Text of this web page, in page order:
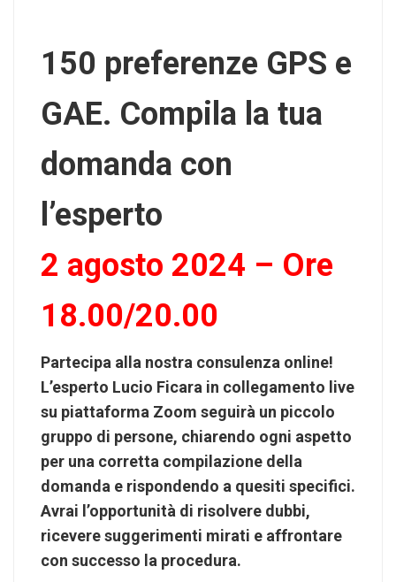
150 preferenze GPS e
GAE. Compila la tua
domanda con
l’esperto
2 agosto 2024 – Ore
18.00/20.00
Partecipa alla nostra consulenza online!
L’esperto Lucio Ficara in collegamento live
su piattaforma Zoom seguirà un piccolo
gruppo di persone, chiarendo ogni aspetto
per una corretta compilazione della
domanda e rispondendo a quesiti specifici.
Avrai l’opportunità di risolvere dubbi,
ricevere suggerimenti mirati e affrontare
con successo la procedura.